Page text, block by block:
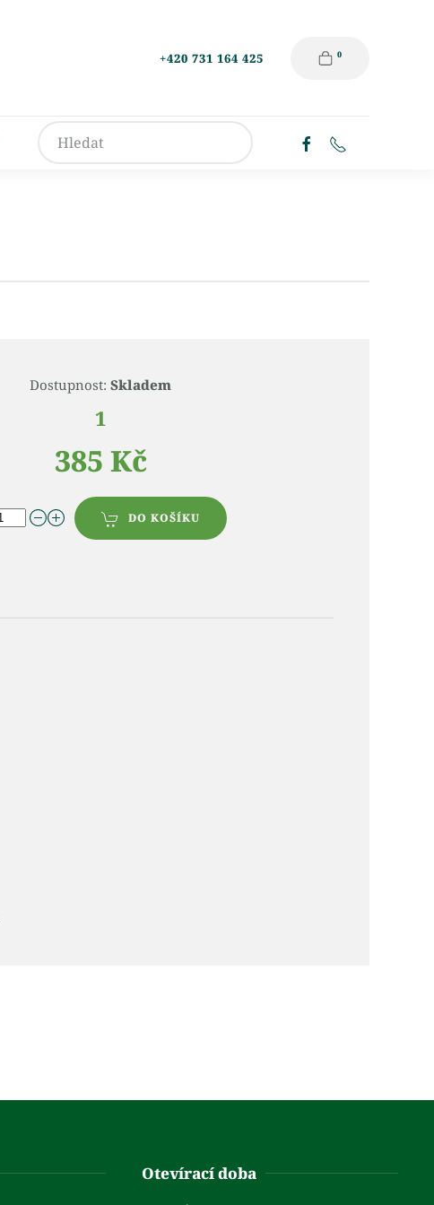
+420 731 164 425 0
Dostupnost: Skladem
1
385 Kč
DO KOŠÍKU
Otevírací doba